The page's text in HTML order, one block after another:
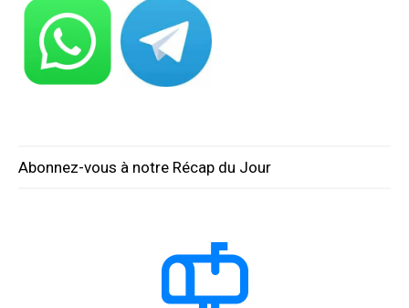
Abonnez-vous à notre Récap du Jour